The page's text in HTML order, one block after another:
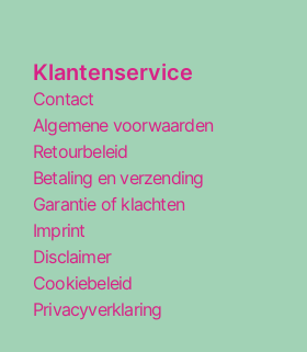
Klantenservice
Contact
Algemene voorwaarden
Retourbeleid
Betaling en verzending
Garantie of klachten
Imprint
Disclaimer
Cookiebeleid
Privacyverklaring